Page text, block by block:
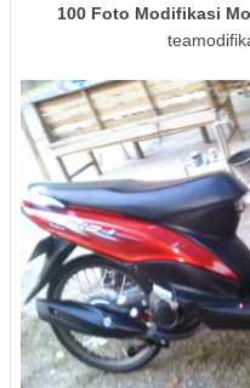
100 Foto Modifikasi